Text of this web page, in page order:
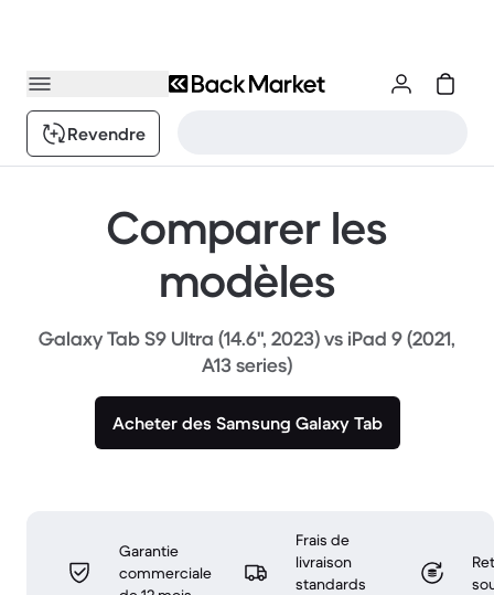
Revendre
Comparer les
modèles
Galaxy Tab S9 Ultra (14.6", 2023) vs iPad 9 (2021,
A13 series)
Acheter des Samsung Galaxy Tab
Garantie
commerciale
Frais de
livraison
standards